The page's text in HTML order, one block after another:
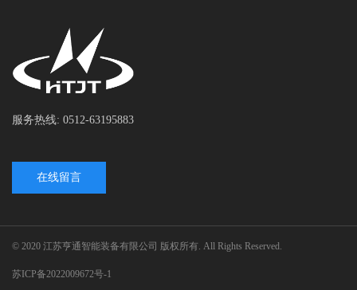
服务热线: 0512-63195883
在线留言
© 2020 江苏亨通智能装备有限公司 版权所有. All Rights Reserved.
苏ICP备2022009672号-1